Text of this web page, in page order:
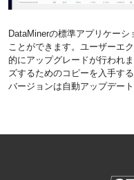
DataMinerの標準アプリケー
ことができます。ユーザーエ
的にアップグレードが行われ
ズするためのコピーを入手す
バージョンは自動アップデー